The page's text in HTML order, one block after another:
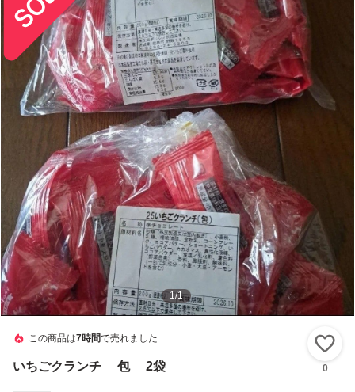
1/1
この商品は7時間で売れました
いちごクランチ 包 2袋 0